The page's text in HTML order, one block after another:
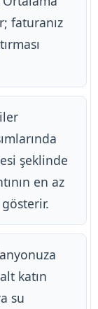
faturanız
şeklinde
en az
katın
su